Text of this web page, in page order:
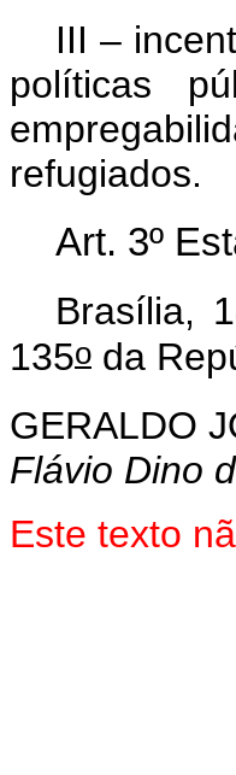
III –
políticas
refugiados.
Art. 3º
Brasília,
135o da
GERALDO
Flávio Dino
Este texto